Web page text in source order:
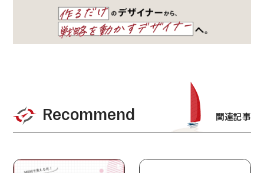
Recommend 関連記事